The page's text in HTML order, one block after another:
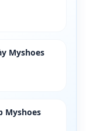
Myshoes
Myshoes